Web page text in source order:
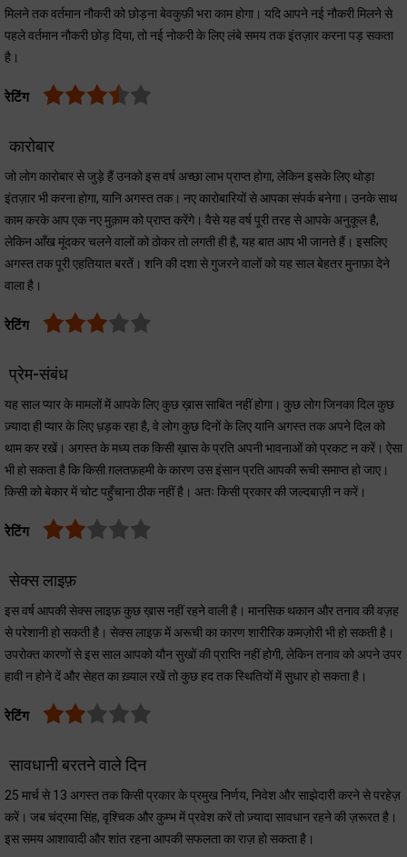
मिलने तक वर्तमान नौकरी को छोड़ना बेवकुफ़ी भरा काम होगा। यदि आपने नई नौकरी मिलने से
पहले वर्तमान नौकरी छोड़ दिया, तो नई नोकरी के लिए लंबे समय तक इंतज़ार करना पड़ सकता
है।
रेटिंग
कारोबार
जो लोग कारोबार से जुड़े हैं उनको इस वर्ष अच्छा लाभ प्राप्त होगा, लेकिन इसके लिए थोड़ा
इंतज़ार भी करना होगा, यानि अगस्त तक। नए कारोबारियों से आपका संपर्क बनेगा। उनके साथ
काम करके आप एक नए मुक़ाम को प्राप्त करेंगे। वैसे यह वर्ष पूरी तरह से आपके अनुकूल है,
लेकिन आँख मूंदकर चलने वालों को ठोकर तो लगती ही है, यह बात आप भी जानते हैं। इसलिए
अगस्त तक पूरी एहतियात बरतें। शनि की दशा से गुजरने वालों को यह साल बेहतर मुनाफ़ा देने
वाला है।
रेटिंग
प्रेम-संबंध
यह साल प्यार के मामलों में आपके लिए कुछ ख़ास साबित नहीं होगा। कुछ लोग जिनका दिल कुछ
ज़्यादा ही प्यार के लिए ध़ड़क रहा है, वे लोग कुछ दिनों के लिए यानि अगस्त तक अपने दिल को
थाम कर रखें। अगस्त के मध्य तक किसी ख़ास के प्रति अपनी भावनाओं को प्रकट न करें। ऐसा
भी हो सकता है कि किसी ग़लतफ़हमी के कारण उस इंसान प्रति आपकी रूची समाप्त हो जाए।
किसी को बेकार में चोट पहुँचाना ठीक नहीं है। अतः किसी प्रकार की जल्दबाज़ी न करें।
रेटिंग
सेक्स लाइफ़
इस वर्ष आपकी सेक्स लाइफ़ कुछ ख़ास नहीं रहने वाली है। मानसिक थकान और तनाव की वज़ह
से परेशानी हो सकती है। सेक्स लाइफ़ में अरूची का कारण शारीरिक कमज़ोरी भी हो सकती है।
उपरोक्त कारणों से इस साल आपको यौन सुखों की प्राप्ति नहीं होगी, लेकिन तनाव को अपने उपर
हावी न होने दें और सेहत का ख़्याल रखें तो कुछ हद तक स्थितियों में सुधार हो सकता है।
रेटिंग
सावधानी बरतने वाले दिन
25 मार्च से 13 अगस्त तक किसी प्रकार के प्रमुख निर्णय, निवेश और साझेदारी करने से परहेज़
करें। जब चंद्रमा सिंह, वृश्चिक और कुम्भ में प्रवेश करें तो ज़्यादा सावधान रहने की ज़रूरत है।
इस समय आशावादी और शांत रहना आपकी सफलता का राज़ हो सकता है।